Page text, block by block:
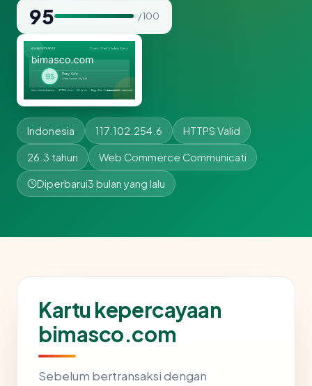
95 / 100
Indonesia 117.102.254.6 HTTPS Valid
26.3 tahun Web Commerce Communicati
Diperbarui3 bulan yang lalu
Kartu kepercayaan
bimasco.com
Sebelum bertransaksi dengan